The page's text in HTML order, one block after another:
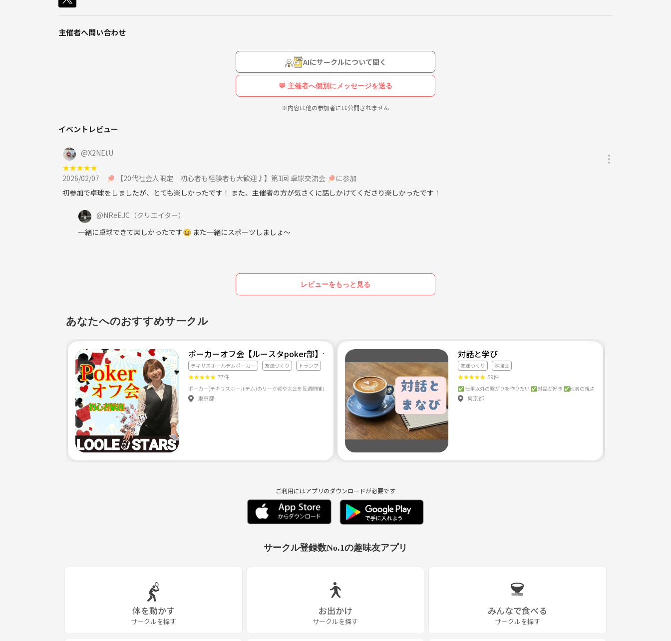
人が嫌がる事はやめましょう🫷
そして最高に楽しみましょう\(//∇//)\
主催者へ問い合わせ
AIにサークルについて聞く
💬 主催者へ個別にメッセージを送る
※内容は他の参加者には公開されません
イベントレビュー
@X2NEtU
★★★★★
2026/02/07
🏓 【20代社会人限定｜初心者も経験者も大歓迎♪】第1回 卓球交流会 🏓に参加
初参加で卓球をしましたが、とても楽しかったです！ また、主催者の方が気さくに話しかけてくださり楽しかったです！
@NReEJC （クリエイター）
一緒に卓球できて楽しかったです😆 また一緒にスポーツしましょ〜
レビューをもっと見る
あなたへのおすすめサークル
ポーカーオフ会【ルースタpoker部】テキサスホールデム！20代・30代・40代！女性参加多め！同じ趣味で仲間作り！
テキサスホールデムポーカー 友達づくり トランプ
★★★★★ 77件
ポーカー(テキサスホールデム)のリーグ戦や大会を毎週開催します！ 初心者の方大歓迎！ ポーカー好きな仲間を作って、みんなで楽しく遊びましょう！！ ※初心者の方や他の参加者の方に優しくない方の参加はお断
東京都
対話と学び
友達づくり 勉強会
★★★★★ 59件
東京都
ご利用にはアプリのダウンロードが必要です
サークル登録数No.1の趣味友アプリ
体を動かす
サークルを探す
お出かけ
サークルを探す
みんなで食べる
サークルを探す